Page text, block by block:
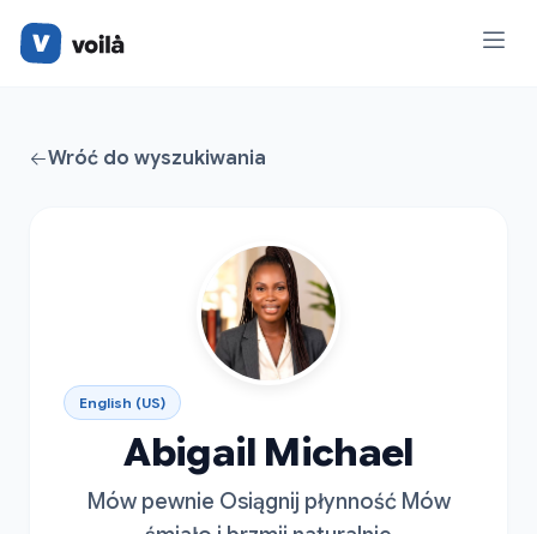
Wróć do wyszukiwania
English (US)
Abigail Michael
Mów pewnie Osiągnij płynność Mów